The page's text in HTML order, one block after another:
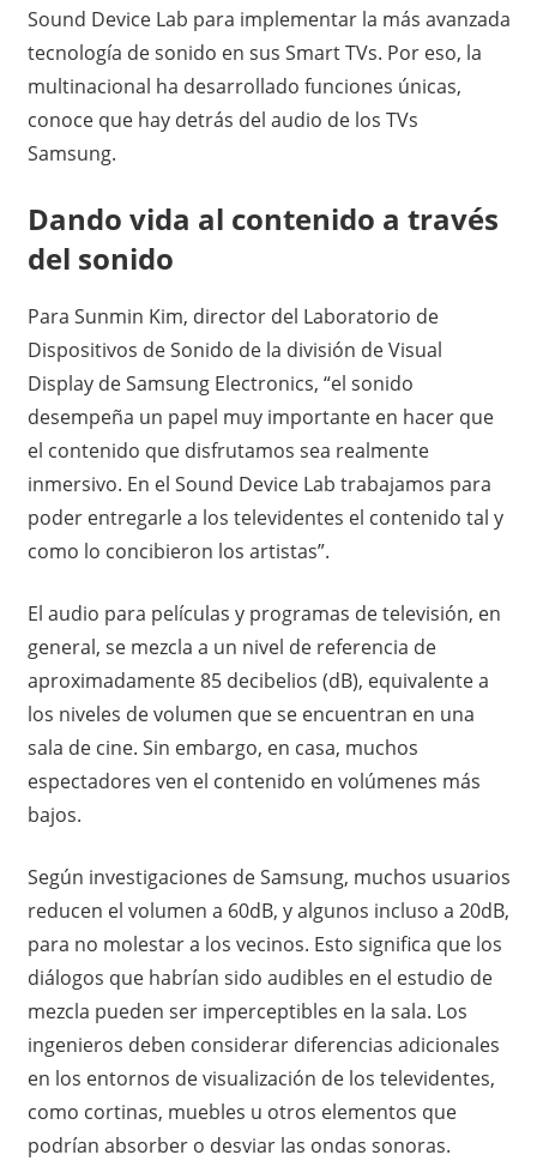
Sound Device Lab para implementar la más avanzada
tecnología de sonido en sus Smart TVs. Por eso, la
multinacional ha desarrollado funciones únicas,
conoce que hay detrás del audio de los TVs
Samsung.
Dando vida al contenido a través
del sonido
Para Sunmin Kim, director del Laboratorio de
Dispositivos de Sonido de la división de Visual
Display de Samsung Electronics, “el sonido
desempeña un papel muy importante en hacer que
el contenido que disfrutamos sea realmente
inmersivo. En el Sound Device Lab trabajamos para
poder entregarle a los televidentes el contenido tal y
como lo concibieron los artistas”.
El audio para películas y programas de televisión, en
general, se mezcla a un nivel de referencia de
aproximadamente 85 decibelios (dB), equivalente a
los niveles de volumen que se encuentran en una
sala de cine. Sin embargo, en casa, muchos
espectadores ven el contenido en volúmenes más
bajos.
Según investigaciones de Samsung, muchos usuarios
reducen el volumen a 60dB, y algunos incluso a 20dB,
para no molestar a los vecinos. Esto significa que los
diálogos que habrían sido audibles en el estudio de
mezcla pueden ser imperceptibles en la sala. Los
ingenieros deben considerar diferencias adicionales
en los entornos de visualización de los televidentes,
como cortinas, muebles u otros elementos que
podrían absorber o desviar las ondas sonoras.